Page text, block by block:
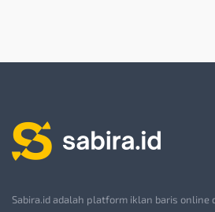
Sabira.id adalah platform iklan baris online